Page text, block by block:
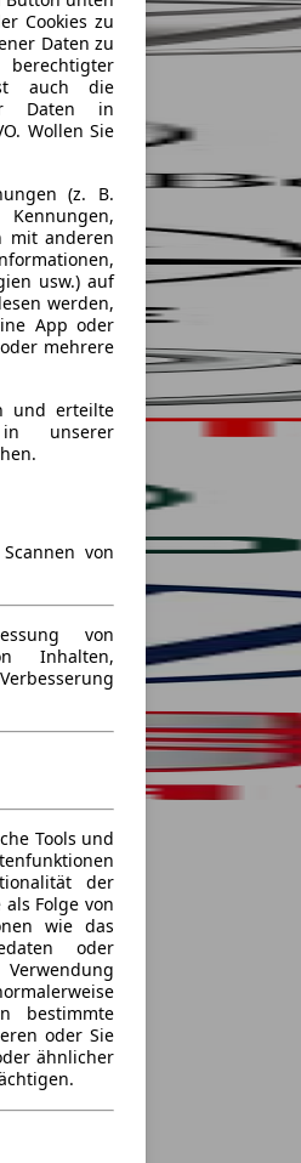
Cookies zu
Daten zu
auch die
Daten in
Wollen Sie
(z. B.
mit anderen
usw.) auf
werden,
App oder
mehrere
und erteilte
unserer
von
von
Inhalten,
Tools und
der
Folge von
wie das
oder
bestimmte
oder Sie
ähnlicher